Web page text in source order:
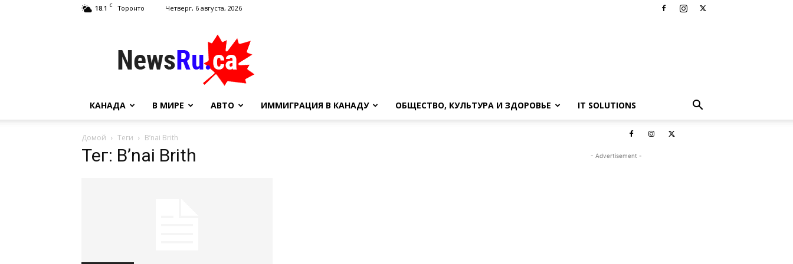
18.1 C Торонто Четверг, 6 августа, 2026
NewsRu.Ca
КАНАДА В МИРЕ АВТО ИММИГРАЦИЯ В КАНАДУ ОБЩЕСТВО, КУЛЬТУРА И ЗДОРОВЬЕ IT SOLUTIONS
Домой Теги B’nai Brith
Тег: B’nai Brith - Advertisement -